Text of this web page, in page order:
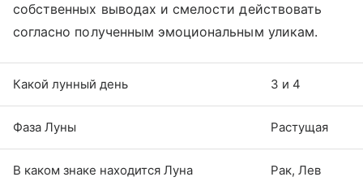
собственных выводах и смелости действовать
согласно полученным эмоциональным уликам.
Какой лунный день 3 и 4
Фаза Луны Растущая
В каком знаке находится Луна Рак, Лев